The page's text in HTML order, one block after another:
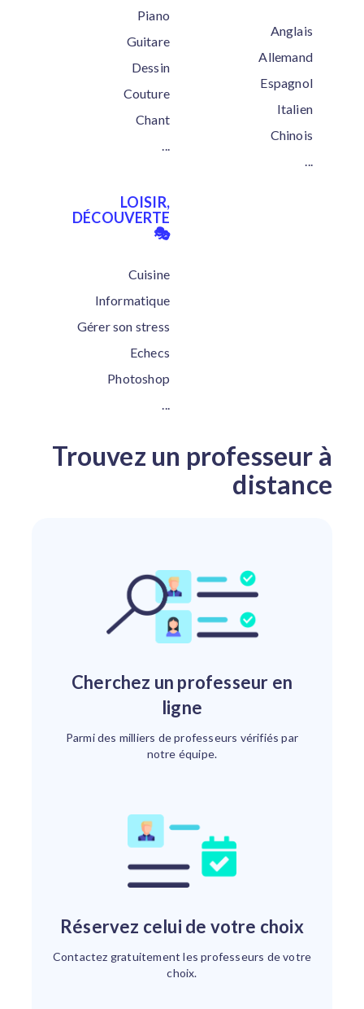
Piano
Guitare
Dessin
Couture
Chant
...
Anglais
Allemand
Espagnol
Italien
Chinois
...
LOISIR,
DÉCOUVERTE
🎭
Cuisine
Informatique
Gérer son stress
Echecs
Photoshop
...
Trouvez un professeur à
distance
Cherchez un professeur en
ligne
Parmi des milliers de professeurs vérifiés par
notre équipe.
Réservez celui de votre choix
Contactez gratuitement les professeurs de votre
choix.